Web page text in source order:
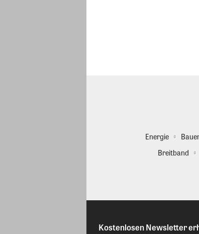
Energie
Breitband
Kostenlosen Newsletter